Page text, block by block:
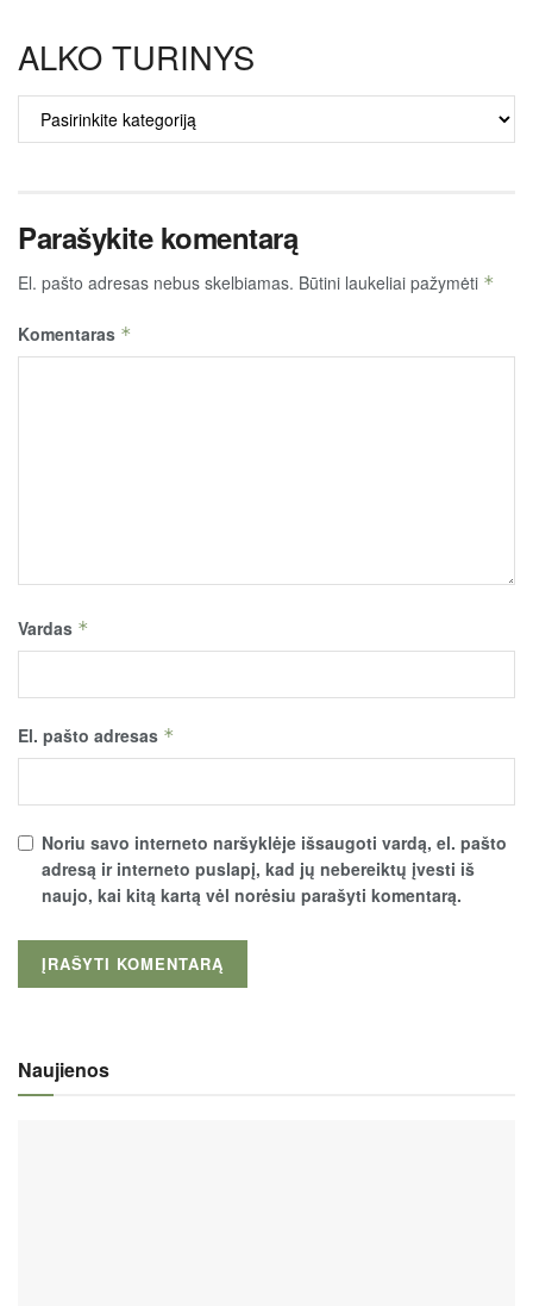
ALKO TURINYS
TURINYS
Parašykite komentarą
El. pašto adresas nebus skelbiamas. Būtini laukeliai pažymėti *
Komentaras *
Vardas *
El. pašto adresas *
Noriu savo interneto naršyklėje išsaugoti vardą, el. pašto
adresą ir interneto puslapį, kad jų nebereiktų įvesti iš
naujo, kai kitą kartą vėl norėsiu parašyti komentarą.
Naujienos